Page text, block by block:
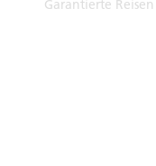
Garantierte Reisen